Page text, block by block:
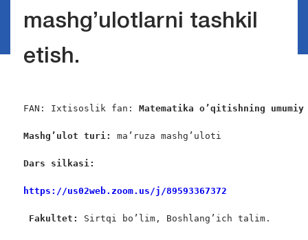
mashg’ulotlarni tashkil
etish.
FAN: Ixtisoslik fan: Matematika o’qitishning
Mashg’ulot turi: ma’ruza mashg’uloti
Dars silkasi:
https://us02web.zoom.us/j/89593367372
Fakultet: Sirtqi bo’lim, Boshlang’ich talim.